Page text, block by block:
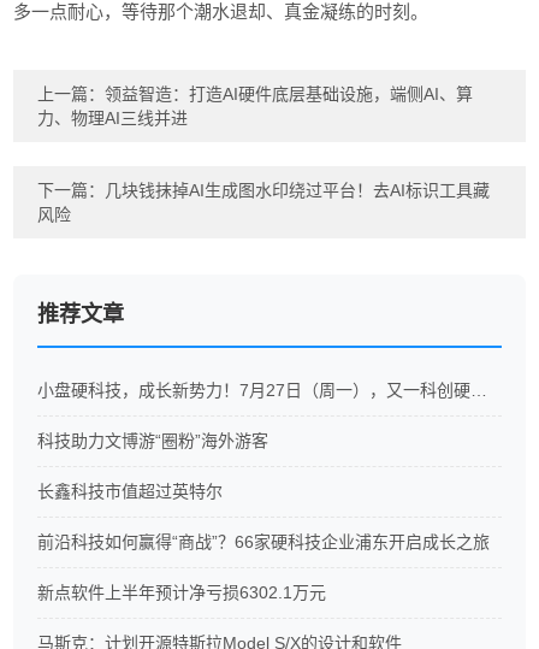
多一点耐心，等待那个潮水退却、真金凝练的时刻。
上一篇：领益智造：打造AI硬件底层基础设施，端侧AI、算
力、物理AI三线并进
下一篇：
几块钱抹掉AI生成图水印绕过平台！去AI标识工具藏
风险
推荐文章
科技助力文博游“圈粉”海外游客
长鑫科技市值超过英特尔
前沿科技如何赢得“商战”？66家硬科技企业浦东开启成长之旅
新点软件上半年预计净亏损6302.1万元
马斯克：计划开源特斯拉Model S/X的设计和软件